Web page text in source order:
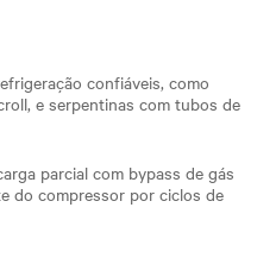
confiáveis, como
e serpentinas com tubos de
parcial com bypass de gás
do compressor por ciclos de